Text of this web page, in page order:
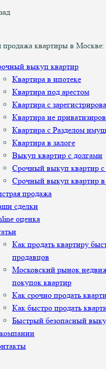
продажа квартиры в
выкуп квартир
Квартира в ипотеке
Квартира под арестом
Квартира с
Квартира не
Квартира с Разделом
Квартира в залоге
Выкуп квартир с долгами
Срочный выкуп квартир с
Срочный выкуп квартир
продажа
сделки
оценка
Как продать квартиру
продавцов
Московский рынок
покупок квартир
Как срочно продать
Как быстро продать
Быстрый безопасный